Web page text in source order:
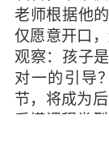
老师根据他
仅愿意开口
观察：孩子
对一的引导
节，将成为
看懂课程类
主要分几类